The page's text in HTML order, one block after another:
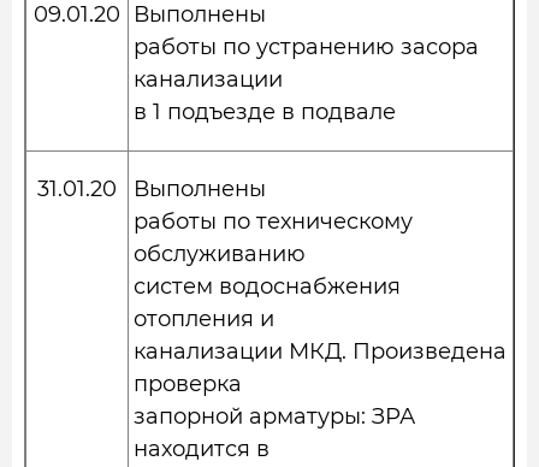
09.01.20
Выполнены
работы по устранению засора
канализации
в 1 подъезде в подвале
31.01.20
Выполнены
работы по техническому
обслуживанию
систем водоснабжения
отопления и
канализации МКД. Произведена
проверка
запорной арматуры: ЗРА
находится в